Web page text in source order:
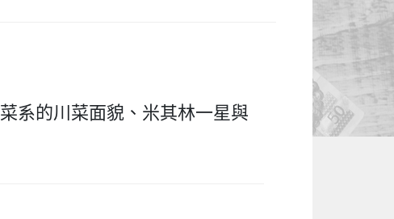
系的川菜面貌、米其林一星與